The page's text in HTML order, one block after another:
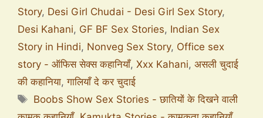
Story, Desi Girl Chudai - Desi Girl Sex Story,
Desi Kahani, GF BF Sex Stories, Indian Sex
Story in Hindi, Nonveg Sex Story, Office sex
story - ऑफिस सेक्स कहानियाँ, Xxx Kahani, असली चुदाई
की कहानिया,गालियाँ दे कर चुदाई
Boobs Show Sex Stories - छातियों के दिखने वाली